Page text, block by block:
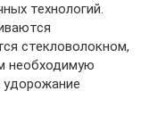
технологий.
стекловолокном,
необходимую